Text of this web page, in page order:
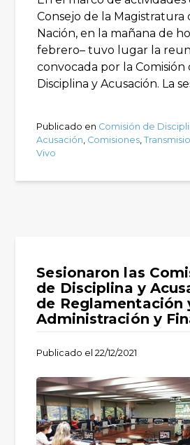
Consejo de la Magistratura
Nación, en la mañana de
febrero– tuvo lugar la
convocada por la Comisión
Disciplina y Acusación. La
Publicado en Comisión de
Acusación Comisiones ,
Vivo
Sesionaron las
de Disciplina y
de Reglamentación
Administración y
Publicado el22/12/2021